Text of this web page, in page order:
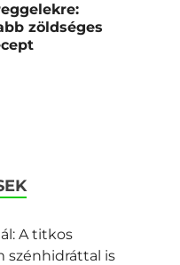
zöldséges
A titkos
szénhidráttal is